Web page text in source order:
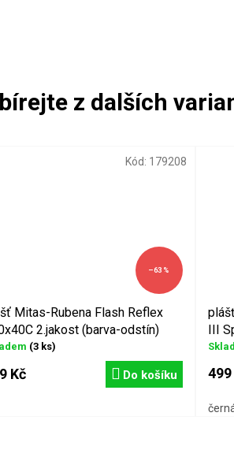
–63 %
Mitas-Rubena Flash Reflex
2.jakost (barva-odstín)
(3 ks)
Kč Do košíku
Kód: 179208
III
499